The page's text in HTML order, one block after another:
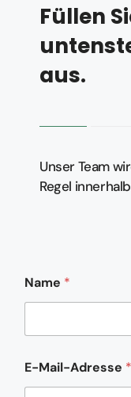
Füllen
aus.
Unser Team
Regel
Name *
N
a
E-Mail-Adresse *